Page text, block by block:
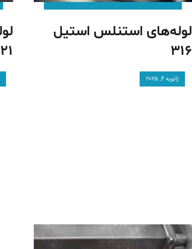
لوله‌های استنلس استیل
۳۱۶
ژانویه ۴, ۲۰۲۵